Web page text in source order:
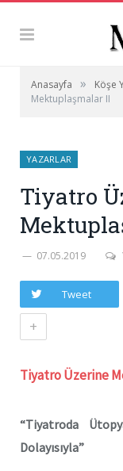
Anasayfa » Köşe
Mektuplaşmalar II
YAZARLAR
Tiyatro
07.05.2019
Tweet
+
Tiyatro Üzerine
“Tiyatroda Ü
Dolayısıyla”